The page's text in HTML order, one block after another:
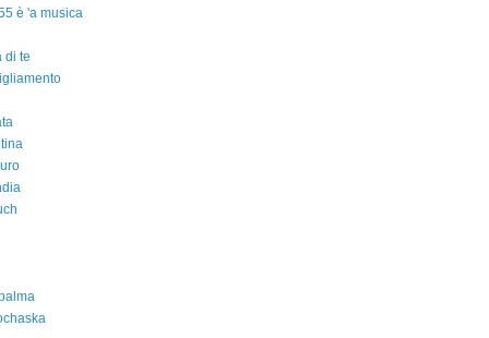
è 'a musica
di te